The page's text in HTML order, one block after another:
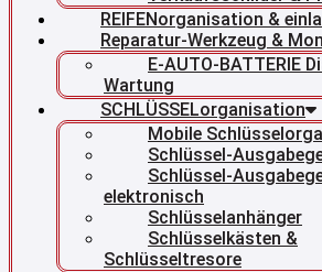
REIFENorganisation &
Reparatur-Werkzeug &
E-AUTO-BATTERIE
Wartung
SCHLÜSSELorganisation
Mobile
Schlüssel-
Schlüssel-
elektronisch
Schlüsselanhänger
Schlüsselkästen &
Schlüsseltresore